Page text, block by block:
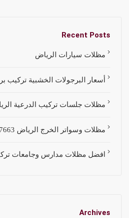
Recent Posts
مظلات سيارات الرياض
أسعار البرجولات الخشبية تركيب
مظلات جلسات تركيب الدرعية
مظلات وسواتر الخرج الرياض 0531997663
افضل مظلات مدارس وجامعات
Archives